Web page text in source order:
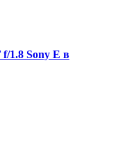
1.8 Sony E в